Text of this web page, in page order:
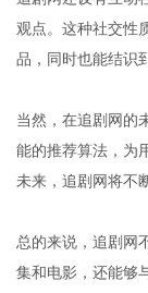
观点。这种社交性
品，同时也能结识
当然，在追剧网的
能的推荐算法，为
未来，追剧网将不
总的来说，追剧网
集和电影，还能够